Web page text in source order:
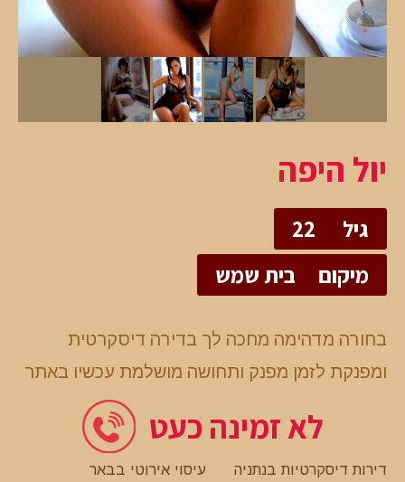
יול היפה
גיל
22
מיקום
בית שמש
בחורה מדהימה מחכה לך בדירה דיסקרטית
ומפנקת לזמן מפנק ותחושה מושלמת עכשיו באתר
לא זמינה כעט
דירות דיסקרטיות בנתניה
עיסוי אירוטי בבאר